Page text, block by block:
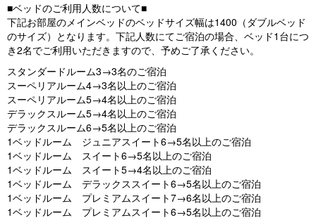
■ベッドのご利用人数について■
下記お部屋のメインベッドのベッドサイズ幅は1400（ダブルベッド
のサイズ）となります。下記人数にてご宿泊の場合、ベッド1台につ
き2名でご利用いただきますので、予めご了承ください。
スタンダードルーム3→3名のご宿泊
スーペリアルーム4→3名以上のご宿泊
スーペリアルーム5→4名以上のご宿泊
デラックスルーム5→4名以上のご宿泊
デラックスルーム6→5名以上のご宿泊
1ベッドルーム ジュニアスイート6→5名以上のご宿泊
1ベッドルーム スイート6→5名以上のご宿泊
1ベッドルーム スイート5→4名以上のご宿泊
1ベッドルーム デラックススイート6→5名以上のご宿泊
1ベッドルーム プレミアムスイート7→6名以上のご宿泊
1ベッドルーム プレミアムスイート6→5名以上のご宿泊